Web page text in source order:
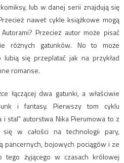
lub w danej serii znajdują się
nawet cykle książkowe mogą
Przecież autor może pisać
różnych gatunków. No to może
lubią się przeplatać jak na przykład
romanse.
łączącej dwa gatunki, a właściwie
i fantasy. Pierwszy tom cyklu
i stal” autorstwa Nika Pierumowa to z
w całości na technologii pary,
pancernych, bojowych pociągów i ze
tego żyjącego w czasach królowej